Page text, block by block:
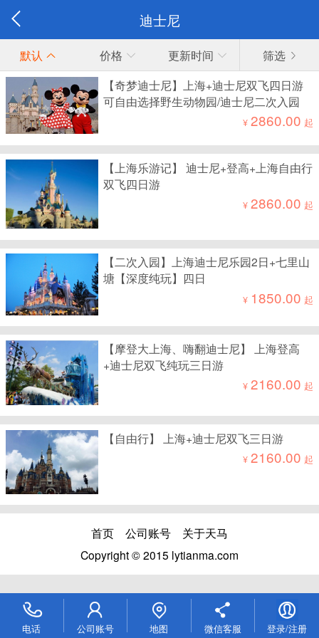
迪士尼
默认 价格 更新时间
筛选
【奇梦迪士尼】上海+迪士尼双飞四日游
可自由选择野生动物园/迪士尼二次入园
¥2860.00 起
【上海乐游记】 迪士尼+登高+上海自由行
双飞四日游
¥2860.00 起
【二次入园】上海迪士尼乐园2日+七里山
塘【深度纯玩】四日
¥ 1850.00 起
【摩登大上海、嗨翻迪士尼】 上海登高
+迪士尼双飞纯玩三日游
¥2160.00 起
【自由行】 上海+迪士尼双飞三日游
¥2160.00 起
首页 公司账号
关于天马
Copyright © 2015 lytianma.com
电话 公司账号 地图 微信客服 登录/注册